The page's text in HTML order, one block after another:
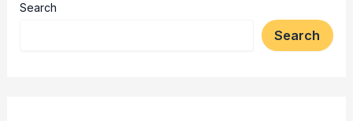
Search
Search